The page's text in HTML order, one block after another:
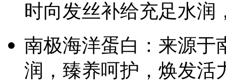
时向发丝补给充足水润
南极海洋蛋白：来源于
润，臻养呵护，焕发活